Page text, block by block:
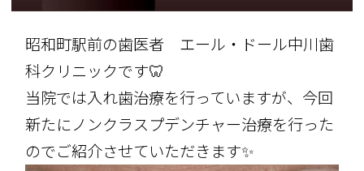
昭和町駅前の歯医者 エール・ドール中川歯
科クリニックです🦷
当院では入れ歯治療を行っていますが、今回
新たにノンクラスプデンチャー治療を行った
のでご紹介させていただきます✨